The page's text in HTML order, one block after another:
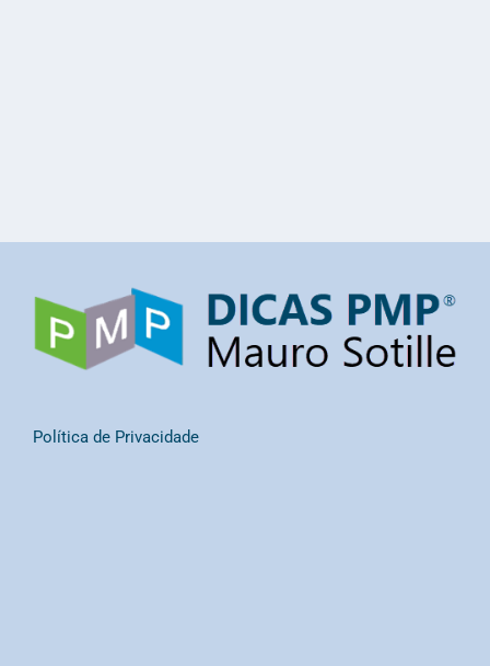
Política de Privacidade